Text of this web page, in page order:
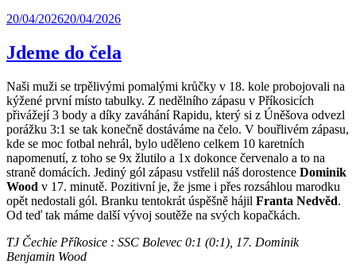
20/04/202620/04/2026
Jdeme do čela
Naši muži se trpělivými pomalými krůčky v 18. kole probojovali na
kýžené první místo tabulky. Z nedělního zápasu v Příkosicích
přivážejí 3 body a díky zaváhání Rapidu, který si z Úněšova odvezl
porážku 3:1 se tak konečně dostáváme na čelo. V bouřlivém zápasu,
kde se moc fotbal nehrál, bylo uděleno celkem 10 karetních
napomenutí, z toho se 9x žlutilo a 1x dokonce červenalo a to na
straně domácích. Jediný gól zápasu vstřelil náš dorostence Dominik
Wood v 17. minutě. Pozitivní je, že jsme i přes rozsáhlou marodku
opět nedostali gól. Branku tentokrát úspěšně hájil Franta Nedvěd.
Od teď tak máme další vývoj soutěže na svých kopačkách.
TJ Čechie Příkosice : SSC Bolevec 0:1 (0:1), 17. Dominik
Benjamin Wood